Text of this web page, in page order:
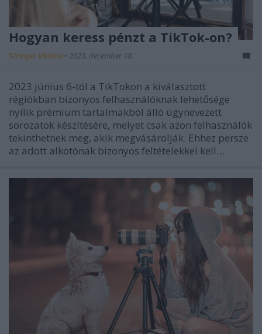
Hogyan keress pénzt a TikTok-on?
Sáringer Viktória • 2023. december 18.
2023 június 6-tól a TikTokon a kiválasztott
régiókban bizonyos felhasználóknak lehetősége
nyílik prémium tartalmakból álló úgynevezett
sorozatok készítésére, melyet csak azon felhasználók
tekinthetnek meg, akik megvásárolják. Ehhez persze
az adott alkotónak bizonyos feltételekkel kell…